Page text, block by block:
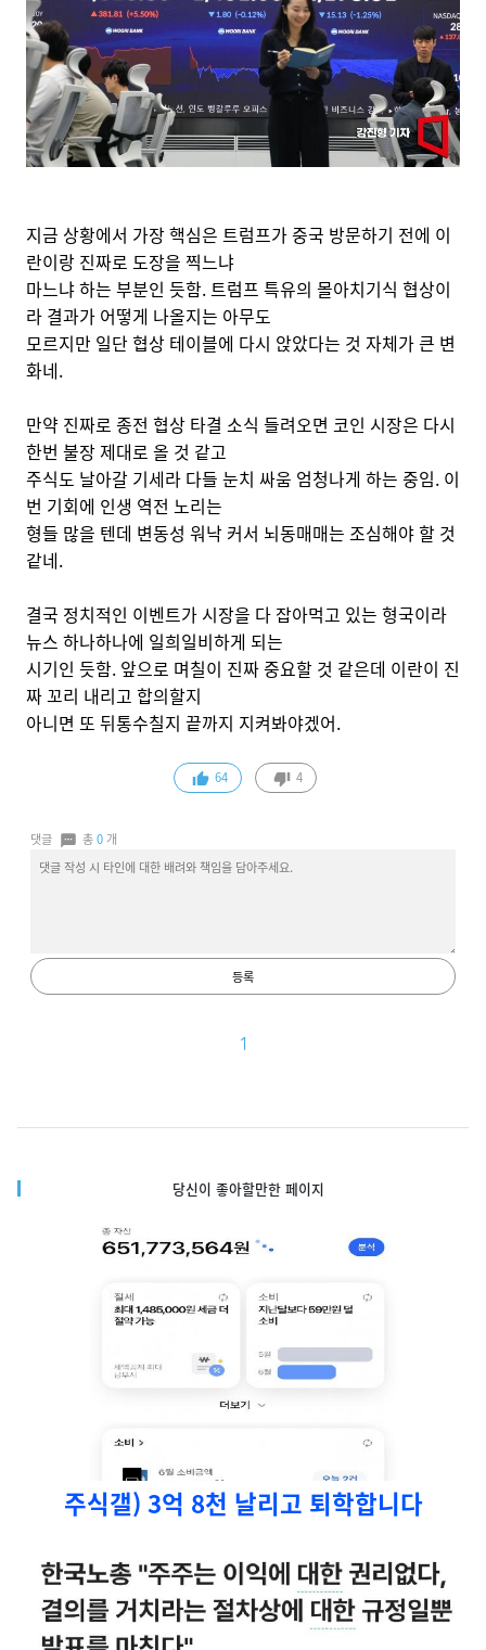
지금 상황에서 가장 핵심은 트럼프가 중국 방문하기 전에 이
란이랑 진짜로 도장을 찍느냐
마느냐 하는 부분인 듯함. 트럼프 특유의 몰아치기식 협상이
라 결과가 어떻게 나올지는 아무도
모르지만 일단 협상 테이블에 다시 앉았다는 것 자체가 큰 변
화네.
만약 진짜로 종전 협상 타결 소식 들려오면 코인 시장은 다시
한번 불장 제대로 올 것 같고
주식도 날아갈 기세라 다들 눈치 싸움 엄청나게 하는 중임. 이
번 기회에 인생 역전 노리는
형들 많을 텐데 변동성 워낙 커서 뇌동매매는 조심해야 할 것
같네.
결국 정치적인 이벤트가 시장을 다 잡아먹고 있는 형국이라
뉴스 하나하나에 일희일비하게 되는
시기인 듯함. 앞으로 며칠이 진짜 중요할 것 같은데 이란이 진
짜 꼬리 내리고 합의할지
아니면 또 뒤통수칠지 끝까지 지켜봐야겠어.
64 4
댓글 총0 개
등록
1
당신이 좋아할만한 페이지
주식갤) 3억 8천 날리고 퇴학합니다